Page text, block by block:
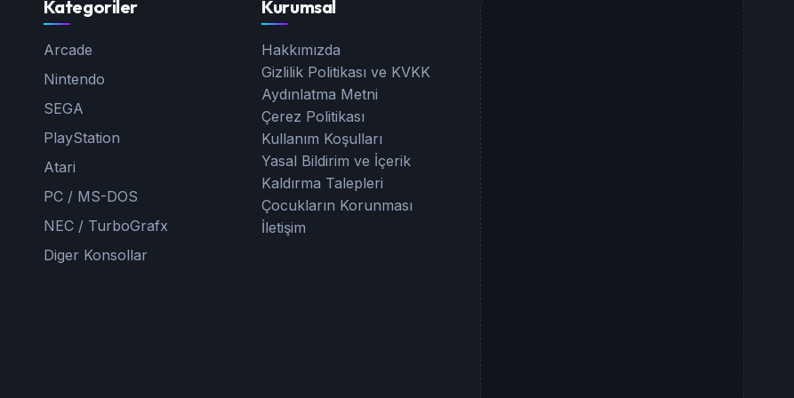
Kategoriler
Arcade
Nintendo
SEGA
PlayStation
Atari
PC / MS-DOS
NEC / TurboGrafx
Diger Konsollar
Kurumsal
Hakkımızda
Gizlilik Politikası ve KVKK
Aydınlatma Metni
Çerez Politikası
Kullanım Koşulları
Yasal Bildirim ve İçerik
Kaldırma Talepleri
Çocukların Korunması
İletişim